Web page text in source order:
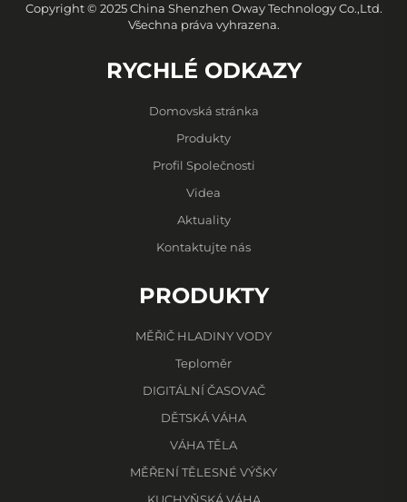
Copyright © 2025 China Shenzhen Oway Technology Co.,Ltd.
Všechna práva vyhrazena.
RYCHLÉ ODKAZY
Domovská stránka
Produkty
Profil Společnosti
Videa
Aktuality
Kontaktujte nás
PRODUKTY
MĚŘIČ HLADINY VODY
Teploměr
DIGITÁLNÍ ČASOVAČ
DĚTSKÁ VÁHA
VÁHA TĚLA
MĚŘENÍ TĚLESNÉ VÝŠKY